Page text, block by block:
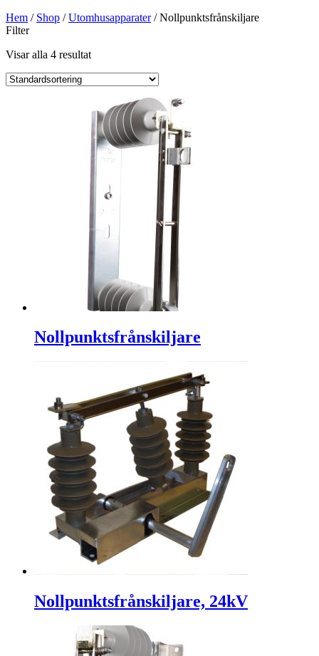
Hem / Shop /Utomhusapparater/ Nollpunktsfrånskiljare
Filter
Visar alla 4 resultat
Nollpunktsfrånskiljare
Nollpunktsfrånskiljare, 24kV